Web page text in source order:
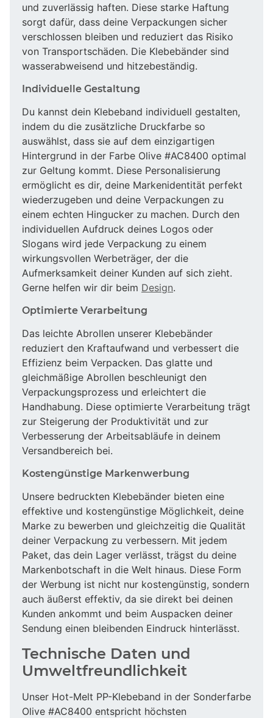
und zuverlässig haften. Diese starke Haftung
sorgt dafür, dass deine Verpackungen sicher
verschlossen bleiben und reduziert das Risiko
von Transportschäden. Die Klebebänder sind
wasserabweisend und hitzebeständig.
Individuelle Gestaltung
Du kannst dein Klebeband individuell gestalten,
indem du die zusätzliche Druckfarbe so
auswählst, dass sie auf dem einzigartigen
Hintergrund in der Farbe Olive #AC8400 optimal
zur Geltung kommt. Diese Personalisierung
ermöglicht es dir, deine Markenidentität perfekt
wiederzugeben und deine Verpackungen zu
einem echten Hingucker zu machen. Durch den
individuellen Aufdruck deines Logos oder
Slogans wird jede Verpackung zu einem
wirkungsvollen Werbeträger, der die
Aufmerksamkeit deiner Kunden auf sich zieht.
Gerne helfen wir dir beim Design.
Optimierte Verarbeitung
Das leichte Abrollen unserer Klebebänder
reduziert den Kraftaufwand und verbessert die
Effizienz beim Verpacken. Das glatte und
gleichmäßige Abrollen beschleunigt den
Verpackungsprozess und erleichtert die
Handhabung. Diese optimierte Verarbeitung trägt
zur Steigerung der Produktivität und zur
Verbesserung der Arbeitsabläufe in deinem
Versandbereich bei.
Kostengünstige Markenwerbung
Unsere bedruckten Klebebänder bieten eine
effektive und kostengünstige Möglichkeit, deine
Marke zu bewerben und gleichzeitig die Qualität
deiner Verpackung zu verbessern. Mit jedem
Paket, das dein Lager verlässt, trägst du deine
Markenbotschaft in die Welt hinaus. Diese Form
der Werbung ist nicht nur kostengünstig, sondern
auch äußerst effektiv, da sie direkt bei deinen
Kunden ankommt und beim Auspacken deiner
Sendung einen bleibenden Eindruck hinterlässt.
Technische Daten und
Umweltfreundlichkeit
Unser Hot-Melt PP-Klebeband in der Sonderfarbe
Olive #AC8400 entspricht höchsten